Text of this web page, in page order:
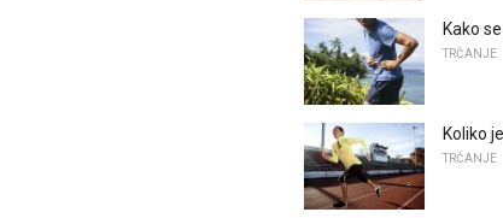
Kako
TRČANJE
Koliko
TRČANJE